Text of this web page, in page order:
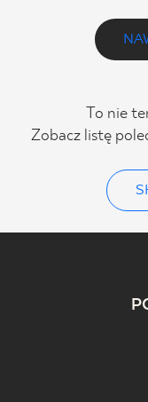
To nie
Zobacz listę